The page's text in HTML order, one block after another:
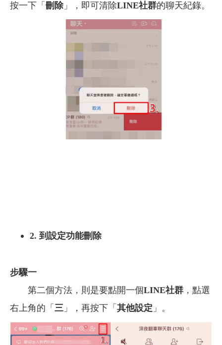
按一下「 刪除」，即可清除LINE社群的聊天紀錄。
2. 到設定功能刪除
步驟一
第二個方法，則是要點開一個LINE社群 ，點選
右上角的「 三 」，再按下「 其他設定 」。